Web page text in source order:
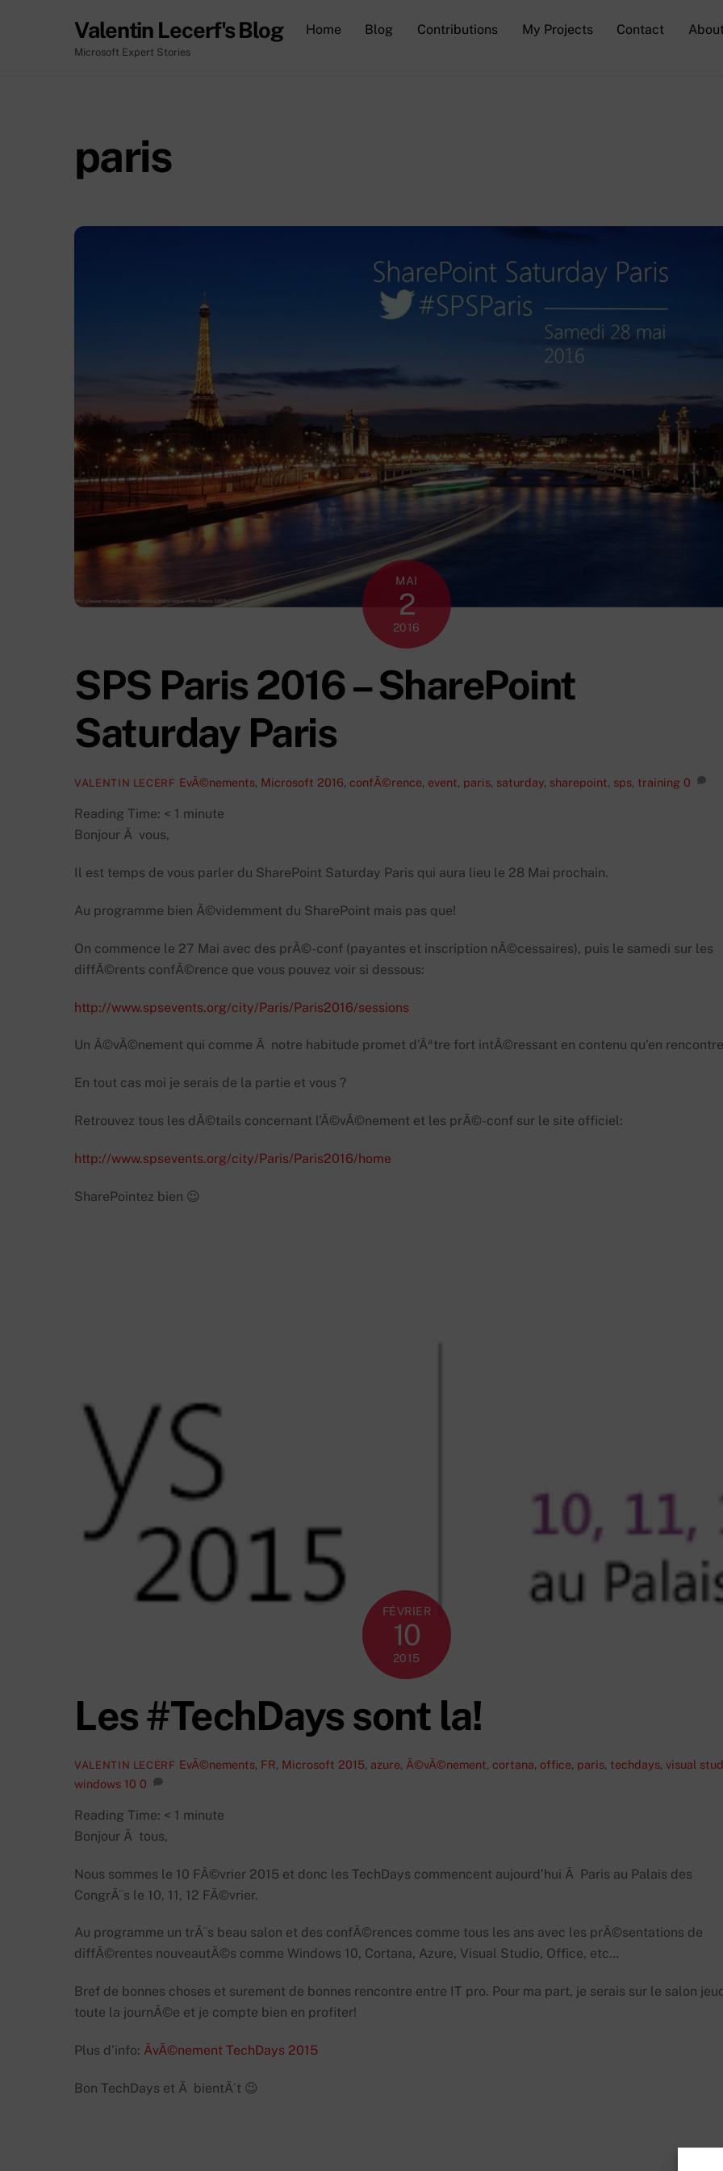
Valentin Lecerf's Blog
Microsoft Expert Stories
Home Blog Contributions My Projects Contact
paris
MAI
2
2016
SPS Paris 2016 – SharePoint
Saturday Paris
VALENTIN LECERF EvÃ©nements, Microsoft 2016, confÃ©rence, event, paris, saturday, sharepoint, sps, training 0
Reading Time: < 1 minute
Bonjour Ã vous,
Il est temps de vous parler du SharePoint Saturday Paris qui aura lieu le 28 Mai prochain.
Au programme bien Ã©videmment du SharePoint mais pas que!
On commence le 27 Mai avec des prÃ©-conf (payantes et inscription nÃ©cessaires), puis le samedi sur les
diffÃ©rents confÃ©rence que vous pouvez voir si dessous:
http://www.spsevents.org/city/Paris/Paris2016/sessions
Un Ã©vÃ©nement qui comme Ã notre habitude promet d’Ãªtre fort intÃ©ressant en contenu qu’en
En tout cas moi je serais de la partie et vous ?
Retrouvez tous les dÃ©tails concernant l’Ã©vÃ©nement et les prÃ©-conf sur le site officiel:
http://www.spsevents.org/city/Paris/Paris2016/home
SharePointez bien 😉
FÉVRIER
10
2015
Les #TechDays sont la!
VALENTIN LECERF EvÃ©nements, FR, Microsoft 2015, azure, Ã©vÃ©nement, cortana, office, paris, techdays, visual
windows 10 0
Reading Time: < 1 minute
Bonjour Ã tous,
Nous sommes le 10 FÃ©vrier 2015 et donc les TechDays commencent aujourd’hui Ã Paris au Palais des
CongrÃ¨s le 10, 11, 12 FÃ©vrier.
Au programme un trÃ¨s beau salon et des confÃ©rences comme tous les ans avec les prÃ©sentations de
diffÃ©rentes nouveautÃ©s comme Windows 10, Cortana, Azure, Visual Studio, Office, etc…
Bref de bonnes choses et surement de bonnes rencontre entre IT pro. Pour ma part, je serais sur le salon
toute la journÃ©e et je compte bien en profiter!
Plus d’info: ÃvÃ©nement TechDays 2015
Bon TechDays et Ã bientÃ´t 😉